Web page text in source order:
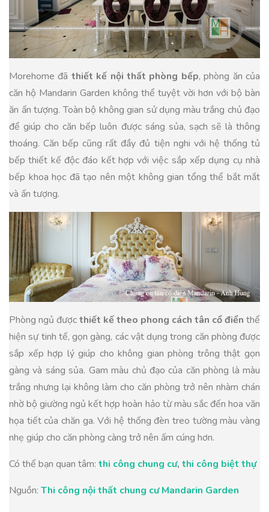
Morehome đã thiết kế nội thất phòng bếp, phòng ăn của
căn hộ Mandarin Garden không thể tuyệt vời hơn với bộ bàn
ăn ấn tượng. Toàn bộ không gian sử dụng màu trắng chủ đạo
để giúp cho căn bếp luôn được sáng sủa, sạch sẽ là thông
thoáng. Căn bếp cũng rất đầy đủ tiện nghi với hệ thống tủ
bếp thiết kế độc đáo kết hợp với việc sắp xếp dụng cụ nhà
bếp khoa học đã tạo nên một không gian tổng thể bắt mắt
và ấn tượng.
Phòng ngủ đượcthiết kế theo phong cách tân cổ điển thể
hiện sự tinh tế, gọn gàng, các vật dụng trong căn phòng được
sắp xếp hợp lý giúp cho không gian phòng trông thật gọn
gàng và sáng sủa. Gam màu chủ đạo của căn phòng là màu
trắng nhưng lại không làm cho căn phòng trở nên nhàm chán
nhờ bộ giường ngủ kết hợp hoàn hảo từ màu sắc đến hoa văn
họa tiết của chăn ga. Với hệ thống đèn treo tường màu vàng
nhẹ giúp cho căn phòng càng trở nên ấm cúng hơn.
Có thể bạn quan tâm: thi công chung cư, thi công biệt thự
Nguồn: Thi công nội thất chung cư Mandarin Garden